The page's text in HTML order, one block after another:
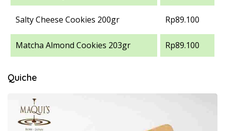
Salty Cheese Cookies 200gr Rp89.100
Matcha Almond Cookies 203gr Rp89.100
Quiche